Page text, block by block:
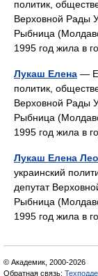
политик,
Верховной Рады
Рыбница
1995 год жила в
Лукаш Елена —
политик,
Верховной Рады
Рыбница
1995 год жила в
Лукаш Елена
украинский
депутат
Рыбница
1995 год жила в
© Академик, 2000-2026
Обратная связь: